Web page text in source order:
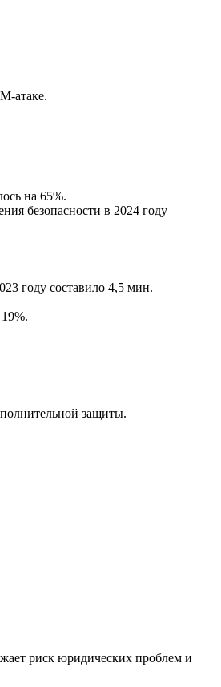
на 65%.
безопасности в 2024 году
году составило 4,5 мин.
защиты.
риск юридических проблем и